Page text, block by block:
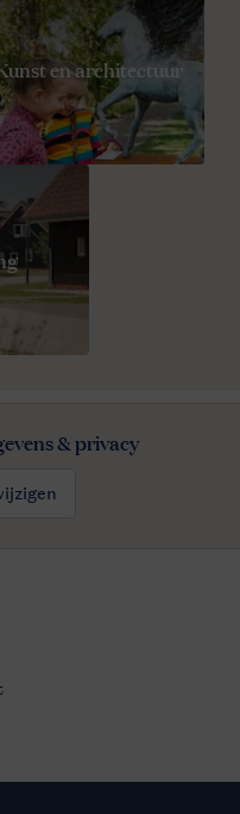
en architectuur
& privacy